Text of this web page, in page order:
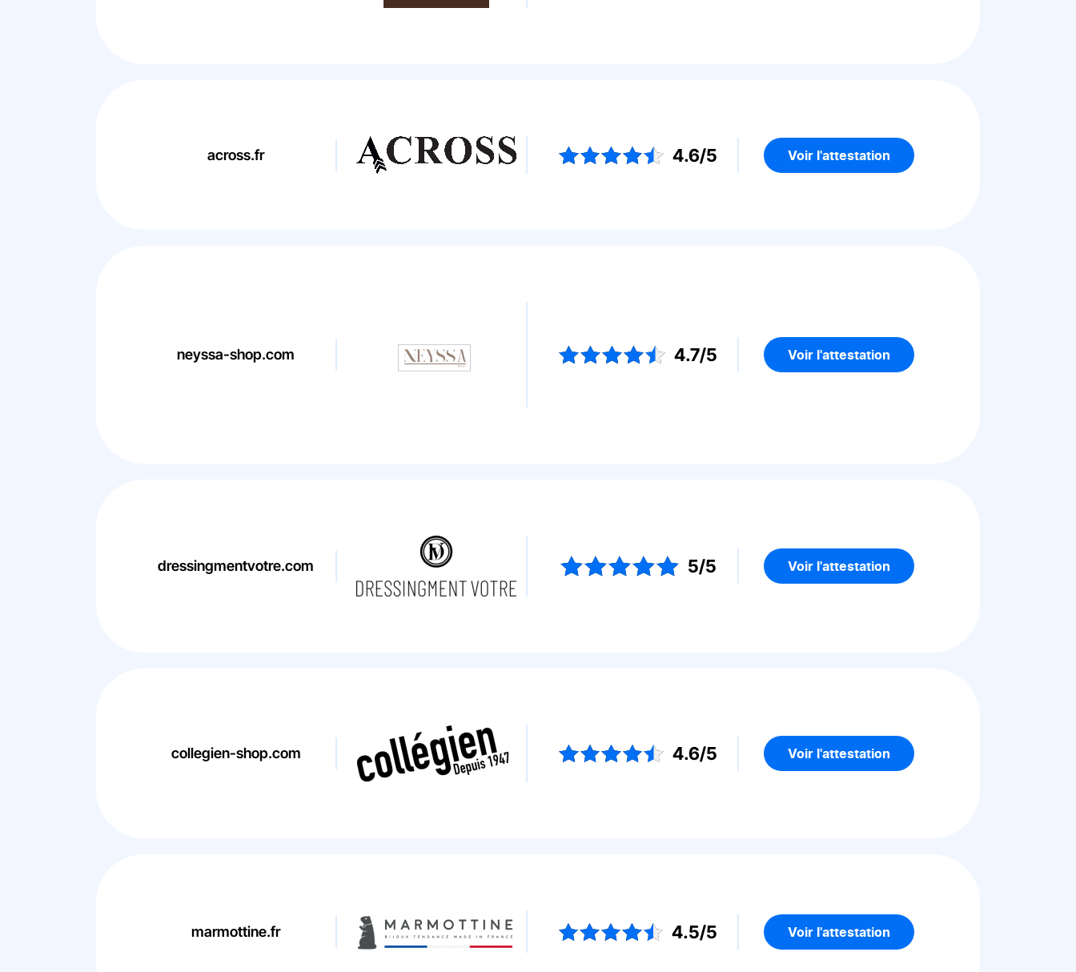
across.fr 4.6/5 Voir l'attestation
neyssa-shop.com 4.7/5 Voir l'attestation
dressingmentvotre.com 5/5 Voir l'attestation
collegien-shop.com 4.6/5 Voir l'attestation
marmottine.fr 4.5/5 Voir l'attestation